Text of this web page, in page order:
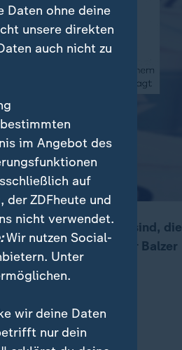
kontrollierbar sind, die
Vladimir Balzer
Daten ohne deine
unsere direkten
auch nicht zu
im Angebot des
auf
der ZDFheute und
nicht verwendet.
Wir nutzen Social-
Unter
wir deine Daten
nur dein